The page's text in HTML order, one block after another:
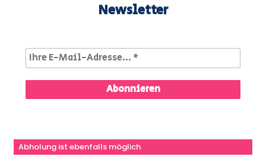
Newsletter
Abholung ist ebenfalls möglich